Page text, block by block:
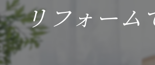
リフォーム